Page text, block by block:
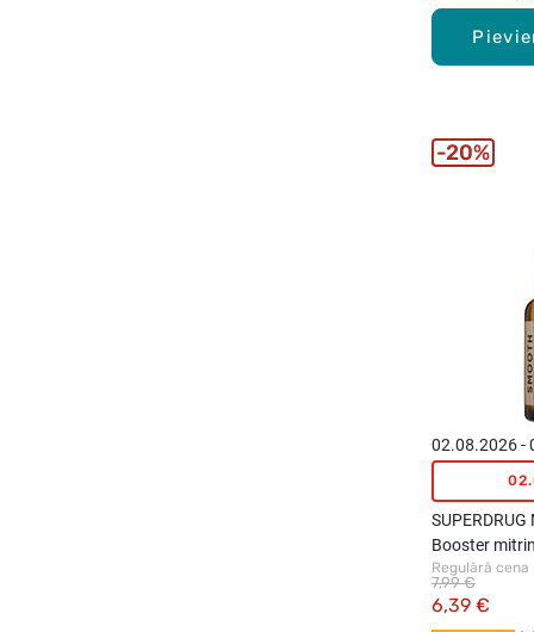
02.08.2026 -
Booster
30ml
Regulārā cena
6,39 €
7,99 €
20%